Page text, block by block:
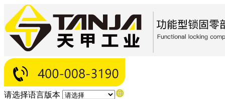
请选择语言版本